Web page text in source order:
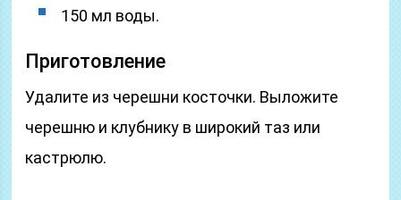
150 мл воды.
Приготовление
Удалите из черешни косточки. Выложите
черешню и клубнику в широкий таз или
кастрюлю.